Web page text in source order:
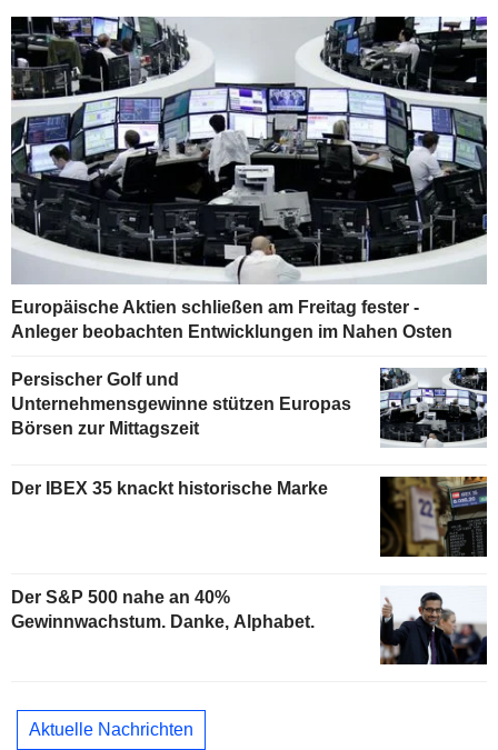
Europäische Aktien schließen am Freitag fester -
Anleger beobachten Entwicklungen im Nahen Osten
Persischer Golf und
Unternehmensgewinne stützen Europas
Börsen zur Mittagszeit
Der IBEX 35 knackt historische Marke
Der S&P 500 nahe an 40%
Gewinnwachstum. Danke, Alphabet.
Aktuelle Nachrichten